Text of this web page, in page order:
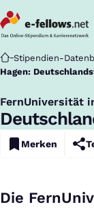
Startseite
Stipendien-
Hagen:
FernUniversität
:
Merken
Die